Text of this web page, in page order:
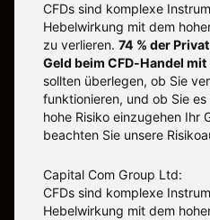
CFDs sind komplexe
Hebelwirkung mit dem
zu verlieren. 74 % der
Geld beim CFD-Handel
sollten überlegen, ob Sie
funktionieren, und ob Sie
hohe Risiko einzugehen Ihr
beachten Sie unsere
Capital Com Group Ltd:
CFDs sind komplexe
Hebelwirkung mit dem